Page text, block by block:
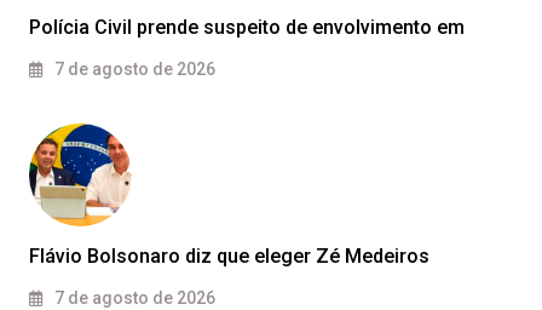
Polícia Civil prende suspeito de envolvimento em
7 de agosto de 2026
Flávio Bolsonaro diz que eleger Zé Medeiros
7 de agosto de 2026